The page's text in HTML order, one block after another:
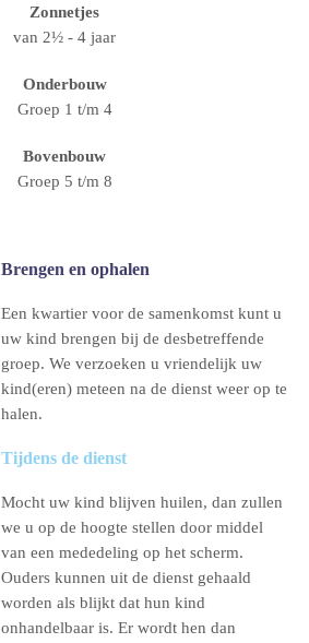
Zonnetjes
van 2½ - 4 jaar
Onderbouw
Groep 1 t/m 4
Bovenbouw
Groep 5 t/m 8
Brengen en ophalen
Een kwartier voor de samenkomst kunt u
uw kind brengen bij de desbetreffende
groep. We verzoeken u vriendelijk uw
kind(eren) meteen na de dienst weer op te
halen.
Tijdens de dienst
Mocht uw kind blijven huilen, dan zullen
we u op de hoogte stellen door middel
van een mededeling op het scherm.
Ouders kunnen uit de dienst gehaald
worden als blijkt dat hun kind
onhandelbaar is. Er wordt hen dan